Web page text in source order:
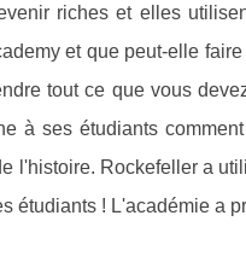
riches et elles
et que peut-elle
tout ce que vous
à ses étudiants
l'histoire. Rockefeller a
étudiants ! L'académie a